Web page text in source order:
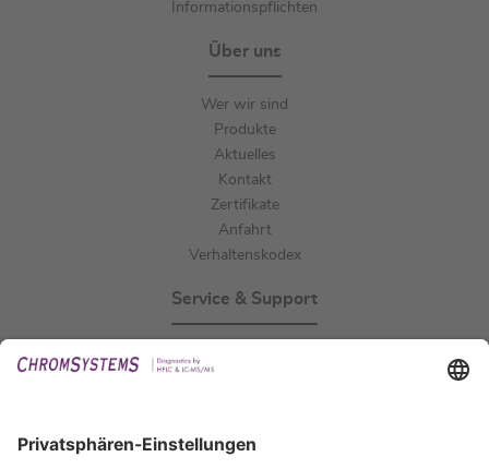
Informationspflichten
Über uns
Wer wir sind
Produkte
Aktuelles
Kontakt
Zertifikate
Anfahrt
Verhaltenskodex
Service & Support
IFU anfordern